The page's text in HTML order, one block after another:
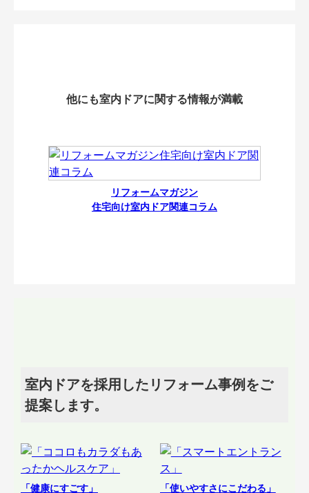
他にも室内ドアに関する情報が満載
リフォームマガジン
住宅向け室内ドア関連コラム
室内ドアを採用したリフォーム事例をご
提案します。
「健康にすごす」 「使いやすさにこだわる」